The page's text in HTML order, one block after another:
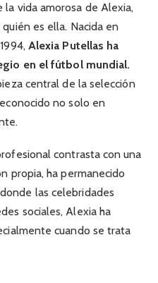
vida amorosa de Alexia,
es ella. Nacida en
Alexia Putellas ha
en el fútbol mundial.
central de la selección
no solo en
contrasta con una
propia, ha permanecido
las celebridades
sociales, Alexia ha
cuando se trata